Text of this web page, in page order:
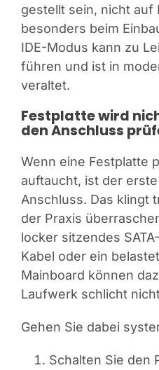
gestellt sein, nicht auf
besonders beim
IDE-Modus kann zu
führen und ist in
veraltet.
Festplatte wird
den Anschluss
Wenn eine Festplatte
auftaucht, ist der
Anschluss. Das klingt
der Praxis
locker sitzendes
Kabel oder ein
Mainboard können
Laufwerk schlicht
Gehen Sie dabei
Schalten Sie den